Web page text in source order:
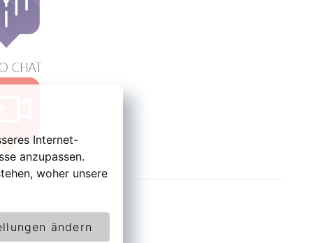
Internet-
anzupassen.
woher unsere
ändern